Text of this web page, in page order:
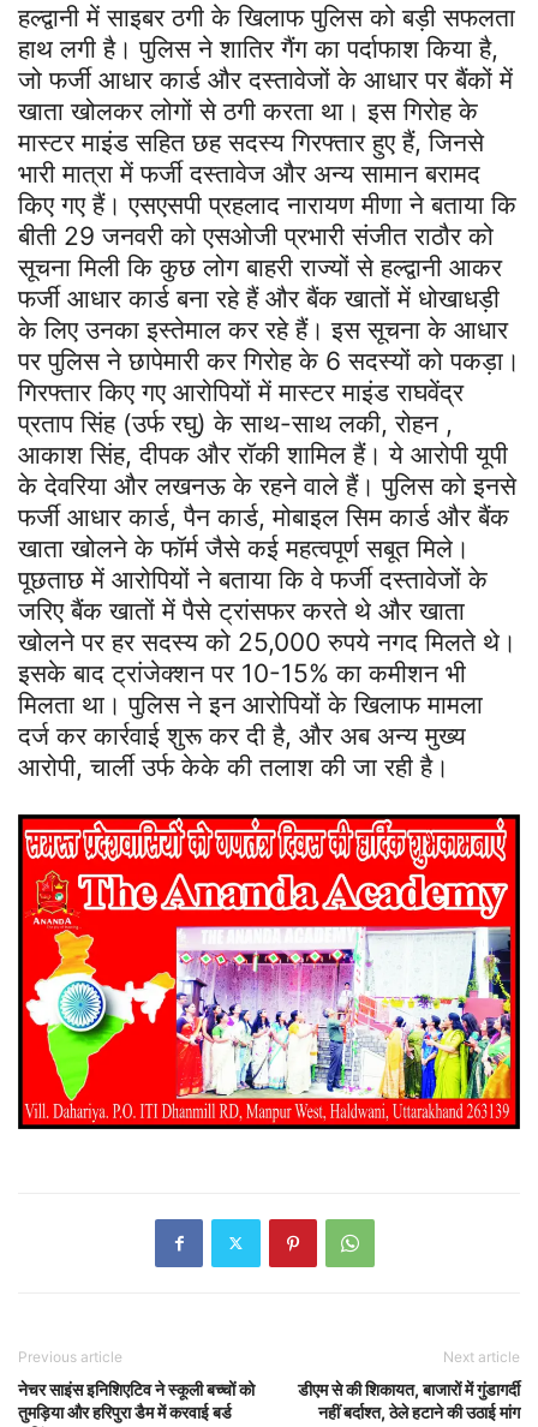
हल्द्वानी में साइबर ठगी के खिलाफ पुलिस को बड़ी सफलता
हाथ लगी है। पुलिस ने शातिर गैंग का पर्दाफाश किया है,
जो फर्जी आधार कार्ड और दस्तावेजों के आधार पर बैंकों में
खाता खोलकर लोगों से ठगी करता था। इस गिरोह के
मास्टर माइंड सहित छह सदस्य गिरफ्तार हुए हैं, जिनसे
भारी मात्रा में फर्जी दस्तावेज और अन्य सामान बरामद
किए गए हैं। एसएसपी प्रहलाद नारायण मीणा ने बताया कि
बीती 29 जनवरी को एसओजी प्रभारी संजीत राठौर को
सूचना मिली कि कुछ लोग बाहरी राज्यों से हल्द्वानी आकर
फर्जी आधार कार्ड बना रहे हैं और बैंक खातों में धोखाधड़ी
के लिए उनका इस्तेमाल कर रहे हैं। इस सूचना के आधार
पर पुलिस ने छापेमारी कर गिरोह के 6 सदस्यों को पकड़ा।
गिरफ्तार किए गए आरोपियों में मास्टर माइंड राघवेंद्र
प्रताप सिंह (उर्फ रघु) के साथ-साथ लकी, रोहन ,
आकाश सिंह, दीपक और रॉकी शामिल हैं। ये आरोपी यूपी
के देवरिया और लखनऊ के रहने वाले हैं। पुलिस को इनसे
फर्जी आधार कार्ड, पैन कार्ड, मोबाइल सिम कार्ड और बैंक
खाता खोलने के फॉर्म जैसे कई महत्वपूर्ण सबूत मिले।
पूछताछ में आरोपियों ने बताया कि वे फर्जी दस्तावेजों के
जरिए बैंक खातों में पैसे ट्रांसफर करते थे और खाता
खोलने पर हर सदस्य को 25,000 रुपये नगद मिलते थे।
इसके बाद ट्रांजेक्शन पर 10-15% का कमीशन भी
मिलता था। पुलिस ने इन आरोपियों के खिलाफ मामला
दर्ज कर कार्रवाई शुरू कर दी है, और अब अन्य मुख्य
आरोपी, चार्ली उर्फ केके की तलाश की जा रही है।
Previous article
नेचर साइंस इनिशिएटिव ने स्कूली बच्चों को
तुमड़िया और हरिपुरा डैम में करवाई बर्ड
Next article
डीएम से की शिकायत, बाजारों में गुंडागर्दी
नहीं बर्दाश्त, ठेले हटाने की उठाई मांग